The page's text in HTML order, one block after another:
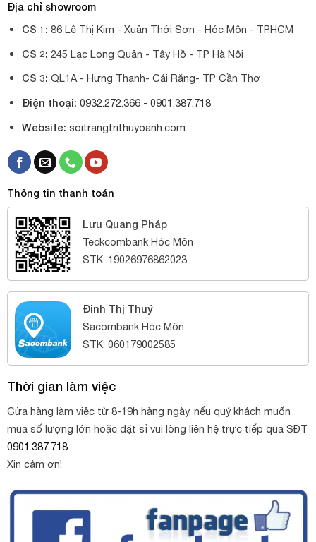
Địa chỉ showroom
CS 1: 86 Lê Thị Kim - Xuân Thới Sơn - Hóc Môn - TP.HCM
CS 2: 245 Lạc Long Quân - Tây Hồ - TP Hà Nội
CS 3: QL1A - Hưng Thạnh- Cái Răng- TP Cần Thơ
Điện thoại: 0932.272.366 - 0901.387.718
Website: soitrangtrithuyoanh.com
Thông tin thanh toán
Lưu Quang Pháp
Teckcombank Hóc Môn
STK: 19026976862023
Đinh Thị Thuý
Sacombank Hóc Môn
STK: 060179002585
Thời gian làm việc
Cửa hàng làm việc từ 8-19h hàng ngày, nếu quý khách muốn
mua số lượng lớn hoặc đặt sỉ vui lòng liên hệ trực tiếp qua SĐT
0901.387.718
Xin cảm ơn!